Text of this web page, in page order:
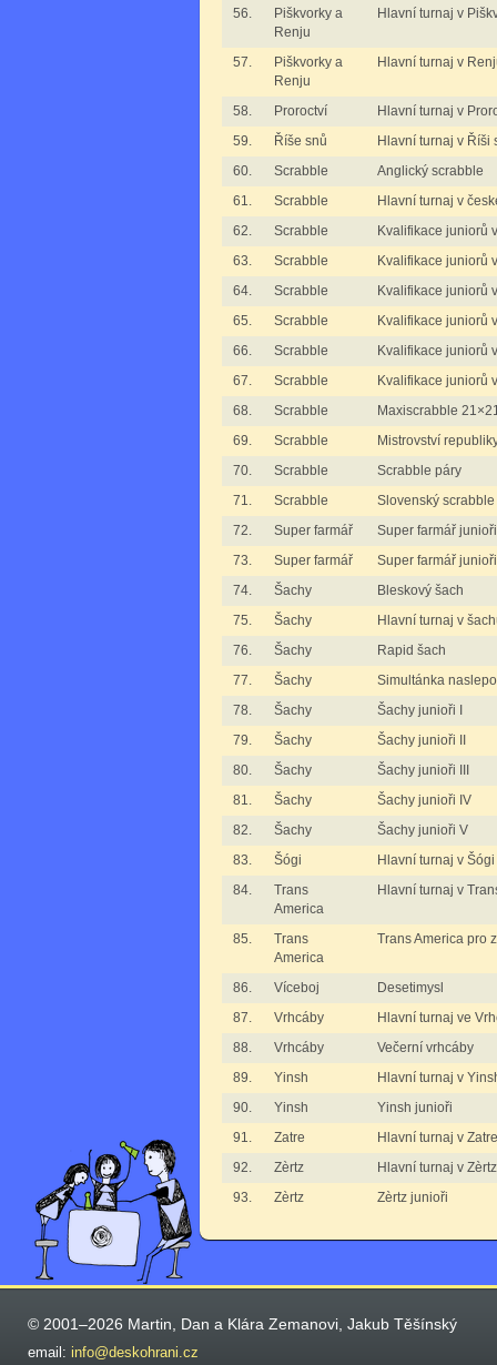
56.
Piškvorky a
Renju
Hlavní turnaj v
57.
Piškvorky a
Renju
Hlavní turnaj v
58. Proroctví
Hlavní turnaj v
59.
Říše snů
Hlavní turnaj v Říši
60.
Scrabble
Anglický scrabble
61.
Scrabble
Hlavní turnaj v
62.
Scrabble
Kvalifikace juniorů
63.
Scrabble
Kvalifikace juniorů
64.
Scrabble
Kvalifikace juniorů
65.
Scrabble
Kvalifikace juniorů
66.
Scrabble
Kvalifikace juniorů
67.
Scrabble
Kvalifikace juniorů
68.
Scrabble
Maxiscrabble
69.
Scrabble
Mistrovství
70.
Scrabble
Scrabble páry
71.
Scrabble
Slovenský scrabble
72.
Super farmář
Super farmář
73.
Super farmář
Super farmář
74.
Šachy
Bleskový šach
75.
Šachy
Hlavní turnaj v
76.
Šachy
Rapid šach
77.
Šachy
Simultánka
78.
Šachy
Šachy junioři I
79.
Šachy
Šachy junioři II
80.
Šachy
Šachy junioři III
81.
Šachy
Šachy junioři IV
82.
Šachy
Šachy junioři V
83.
Šógi
Hlavní turnaj v Šógi
84.
Trans
America
Hlavní turnaj v
85.
Trans
America
Trans America pro
86. Víceboj
Desetimysl
87.
Vrhcáby
Hlavní turnaj ve
88.
Vrhcáby
Večerní vrhcáby
89.
Yinsh
Hlavní turnaj v
90.
Yinsh
Yinsh junioři
91.
Zatre
Hlavní turnaj v Zatre
92.
Zèrtz
Hlavní turnaj v
93.
Zèrtz Zèrtz junioři
© 2001–2026 Martin, Dan a Klára Zemanovi, Jakub Těšínský
email: info@deskohrani.cz